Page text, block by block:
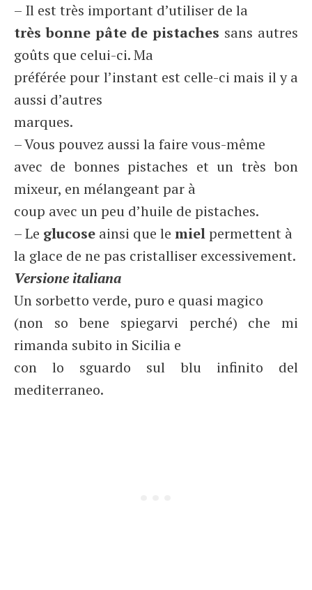
– Il est très important d’utiliser de la
très bonne pâte de pistaches sans autres
goûts que celui-ci. Ma
préférée pour l’instant est celle-ci mais il y a
aussi d’autres
marques.
– Vous pouvez aussi la faire vous-même
avec de bonnes pistaches et un très bon
mixeur, en mélangeant par à
coup avec un peu d’huile de pistaches.
– Le glucose ainsi que le mielpermettent à
la glace de ne pas cristalliser excessivement.
Versione italiana
Un sorbetto verde, puro e quasi magico
(non so bene spiegarvi perché) che mi
rimanda subito in Sicilia e
con lo sguardo sul blu infinito del
mediterraneo.